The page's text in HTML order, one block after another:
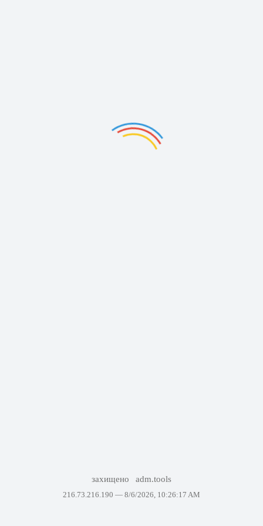
захищено adm.tools
216.73.216.190 — 8/6/2026, 10:26:17 AM